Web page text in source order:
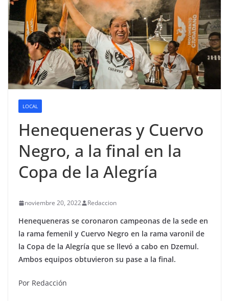
LOCAL
Henequeneras y Cuervo
Negro, a la final en la
Copa de la Alegría
noviembre 20, 2022 Redaccion
Henequeneras se coronaron campeonas de la sede en
la rama femenil y Cuervo Negro en la rama varonil de
la Copa de la Alegría que se llevó a cabo en Dzemul.
Ambos equipos obtuvieron su pase a la final.
Por Redacción